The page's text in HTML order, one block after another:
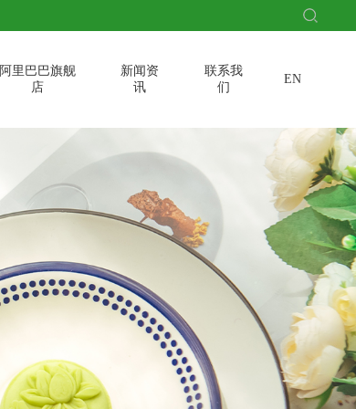
阿里巴巴旗舰
店
新闻资
讯
联系我
们
EN